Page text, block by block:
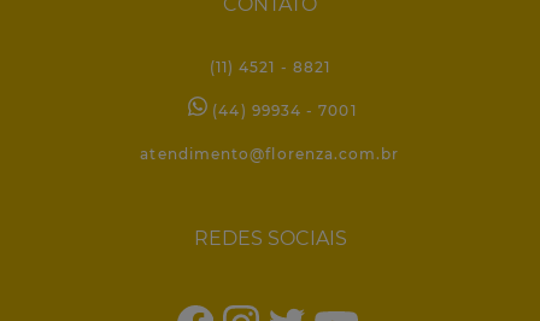
(11) 4521 - 8821
(44) 99934 - 7001
atendimento@florenza.com.br
REDES SOCIAIS